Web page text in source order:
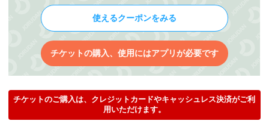
使えるクーポンをみる
チケットの購入、使用にはアプリが必要です
チケットのご購入は、クレジットカードやキャッシュレス決済がご利
用いただけます。